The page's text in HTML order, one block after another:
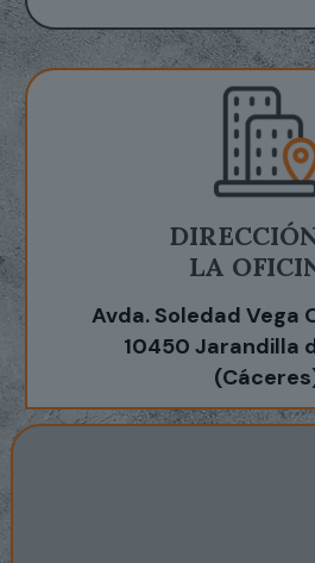
LA
Avda. Soledad Vega
10450 Jarandilla